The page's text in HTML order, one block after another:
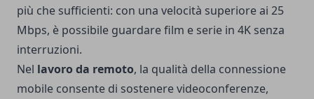
più che sufficienti: con una velocità superiore ai 25
Mbps, è possibile guardare film e serie in 4K senza
interruzioni.
Nel lavoro da remoto, la qualità della connessione
mobile consente di sostenere videoconferenze,